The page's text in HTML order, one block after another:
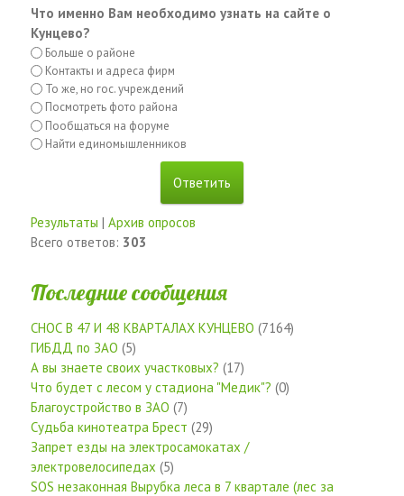
Что именно Вам необходимо узнать на сайте о
Кунцево?
Больше о районе
Контакты и адреса фирм
То же, но гос. учреждений
Посмотреть фото района
Пообщаться на форуме
Найти единомышленников
Результаты | Архив опросов
Всего ответов: 303
Последние сообщения
СНОС В 47 И 48 КВАРТАЛАХ КУНЦЕВО (7164)
ГИБДД по ЗАО (5)
А вы знаете своих участковых? (17)
Что будет с лесом у стадиона "Медик"? (0)
Благоустройство в ЗАО (7)
Судьба кинотеатра Брест (29)
Запрет езды на электросамокатах /
электровелосипедах (5)
SOS незаконная Вырубка леса в 7 квартале (лес за